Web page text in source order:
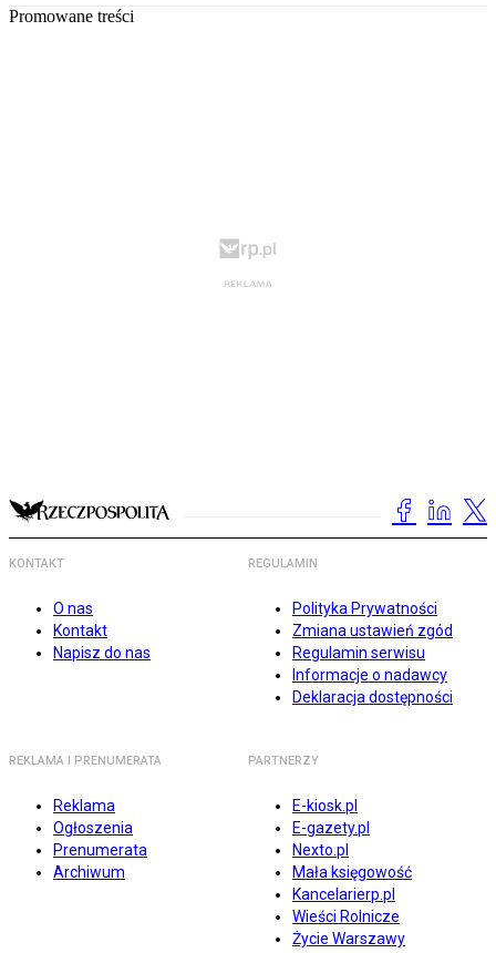
Promowane treści
KONTAKT
O nas
Kontakt
Napisz do nas
REGULAMIN
Polityka Prywatności
Zmiana ustawień zgód
Regulamin serwisu
Informacje o nadawcy
Deklaracja dostępności
REKLAMA I PRENUMERATA
Reklama
Ogłoszenia
Prenumerata
Archiwum
PARTNERZY
E-kiosk.pl
E-gazety.pl
Nexto.pl
Mała księgowość
Kancelarierp.pl
Wieści Rolnicze
Życie Warszawy